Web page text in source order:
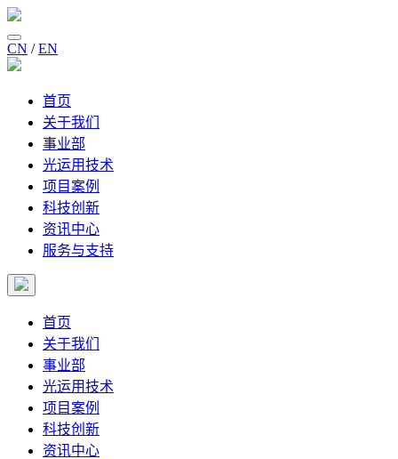
CN / EN
首页
关于我们
事业部
光运用技术
项目案例
科技创新
资讯中心
服务与支持
首页
关于我们
事业部
光运用技术
项目案例
科技创新
资讯中心